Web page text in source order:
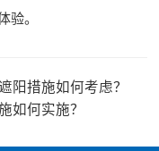
验。
阳措施如何考虑？
如何实施？